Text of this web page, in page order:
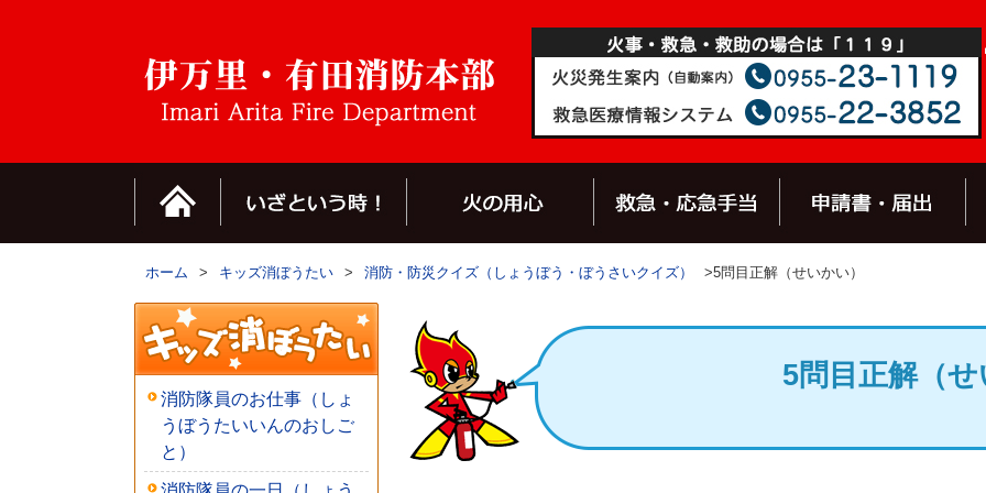
ホーム > キッズ消ぼうたい > 消防・防災クイズ（しょうぼう・ぼうさいクイズ） >5問目正解（せいかい）
消防隊員のお仕事（しょ
うぼうたいいんのおしご
と）
5問目正解（